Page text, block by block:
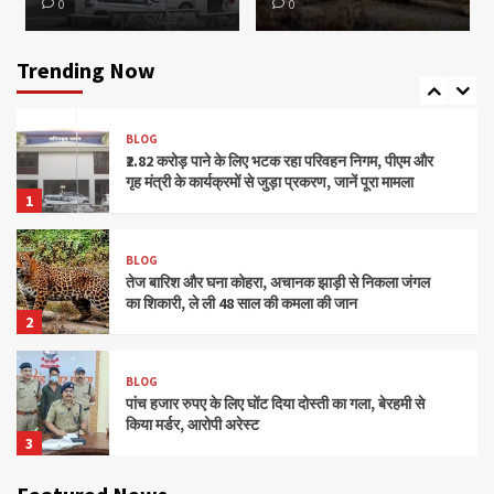
0
0
Trending Now
5
BLOG
1
BLOG
₹2.82 करोड़ पाने के लिए भटक रहा परिवहन निगम, पीएम और
गृह मंत्री के कार्यक्रमों से जुड़ा प्रकरण, जानें पूरा मामला
2
BLOG
तेज बारिश और घना कोहरा, अचानक झाड़ी से निकला जंगल
का शिकारी, ले ली 48 साल की कमला की जान
3
BLOG
पांच हजार रुपए के लिए घोंट दिया दोस्ती का गला, बेरहमी से
किया मर्डर, आरोपी अरेस्ट